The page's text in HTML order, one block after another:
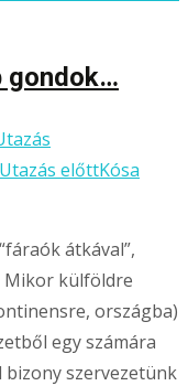
gondok…
Utazás előttKósa
átkával”,
Mikor külföldre
országba)
egy számára
szervezetünk